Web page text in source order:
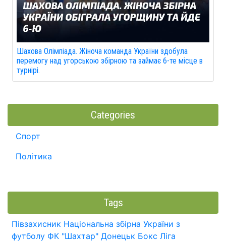
Шахова Олімпіада. Жіноча команда України здобула
перемогу над угорською збірною та займає 6-те місце в
турнірі.
Categories
Спорт
Політика
Tags
Півзахисник Національна збірна України з
футболу ФК "Шахтар" Донецьк Бокс Ліга